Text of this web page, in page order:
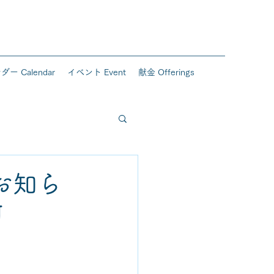
ダー Calendar イベント Event 献金 Offerings
知ら